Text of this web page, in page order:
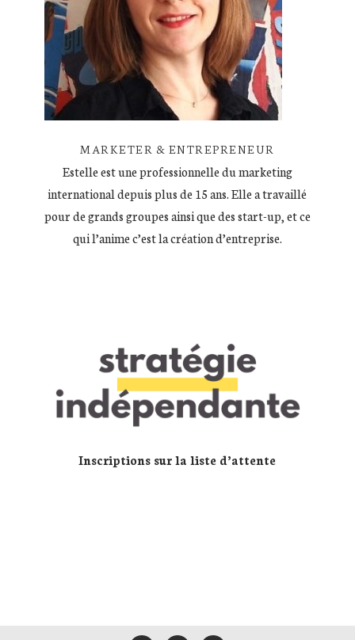
MARKETER & ENTREPRENEUR
Estelle est une professionnelle du marketing
international depuis plus de 15 ans. Elle a travaillé
pour de grands groupes ainsi que des start-up, et ce
qui l’anime c’est la création d’entreprise.
Inscriptions sur la liste d’attente